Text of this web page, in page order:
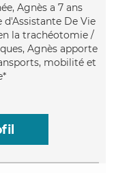
Agnès a 7 ans
De Vie
la trachéotomie /
Agnès apporte
mobilité et